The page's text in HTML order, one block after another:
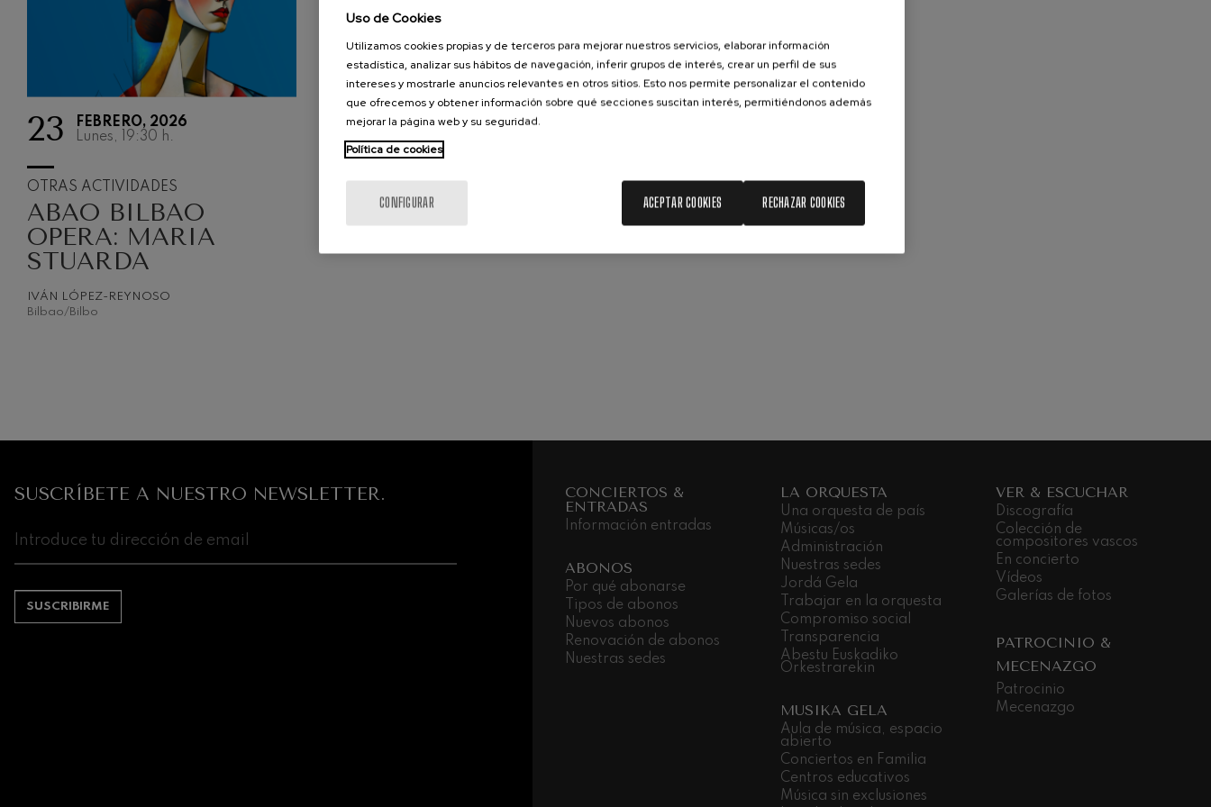
23
FEBRERO, 2026
Lunes, 19:30 h.
OTRAS ACTIVIDADES
ABAO BILBAO
OPERA: MARIA
STUARDA
IVÁN LÓPEZ-REYNOSO
Bilbao/Bilbo
SUSCRÍBETE A NUESTRO NEWSLETTER.
SUSCRIBIRME
CONCIERTOS &
ENTRADAS
Información entradas
ABONOS
Por qué abonarse
Tipos de abonos
Nuevos abonos
Renovación de abonos
Nuestras sedes
LA ORQUESTA
Una orquesta de país
Músicas/os
Administración
Nuestras sedes
Jordá Gela
Trabajar en la orquesta
Compromiso social
Transparencia
Abestu Euskadiko
Orkestrarekin
MUSIKA GELA
Aula de música, espacio
abierto
Conciertos en Familia
Centros educativos
Música sin exclusiones
VER & ESCUCHAR
Discografía
Colección de
compositores vascos
En concierto
Vídeos
Galerías de fotos
PATROCINIO &
MECENAZGO
Patrocinio
Mecenazgo
Johannes Brahms
Antonin Dvorak: Sinfonía nº6
Antonin Dvorak
Johannes Brahms: Concierto para piano nº1
Ludwig van Beethoven: Sinfonía nº2
Ludwig van Beethoven
Wolfgang Amadeus Mozart: Concierto para
Uso de Cookies
Utilizamos cookies propias y de terceros para mejorar nuestros servicios, elaborar información
estadística, analizar sus hábitos de navegación, inferir grupos de interés, crear un perfil de sus
intereses y mostrarle anuncios relevantes en otros sitios. Esto nos permite personalizar el contenido
que ofrecemos y obtener información sobre qué secciones suscitan interés, permitiéndonos además
mejorar la página web y su seguridad.
Política de cookies
CONFIGURAR RECHAZAR COOKIES
ACEPTAR COOKIES